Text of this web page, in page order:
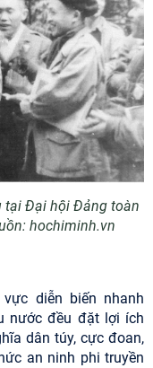
tại Đại hội Đảng toàn
hochiminh.vn
diễn biến nhanh
nước đều đặt lợi ích
dân túy, cực đoan,
an ninh phi truyền